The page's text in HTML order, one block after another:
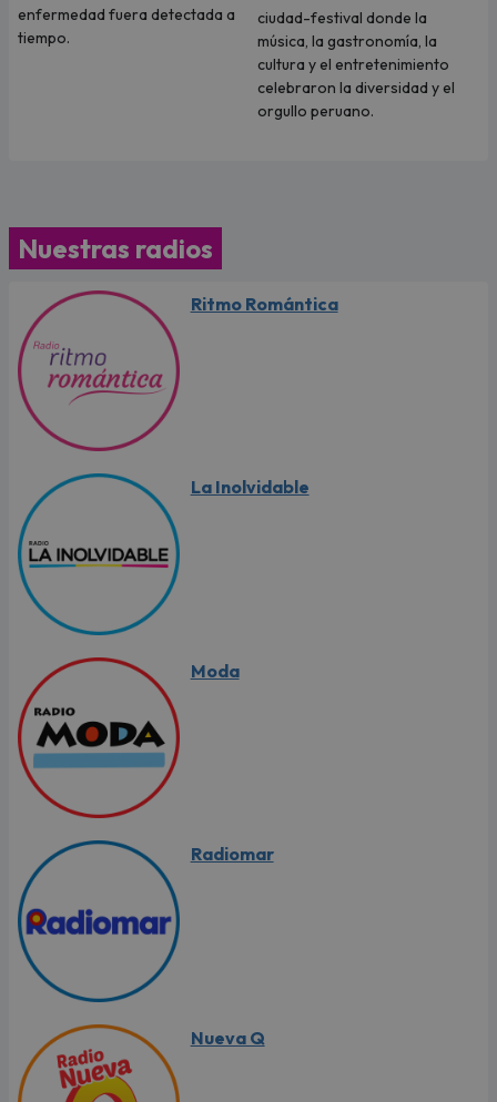
enfermedad fuera detectada a
tiempo.
ciudad-festival donde la
música, la gastronomía, la
cultura y el entretenimiento
celebraron la diversidad y el
orgullo peruano.
Nuestras radios
Ritmo Romántica
La Inolvidable
Moda
Radiomar
Nueva Q